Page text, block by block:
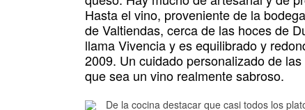
Hasta el vino, proveniente de la
de Valtiendas, cerca de las hoces de
llama Vivencia y es equilibrado y
2009. Un cuidado personalizado de
que sea un vino realmente sabroso.
De la cocina destacar que casi todos los